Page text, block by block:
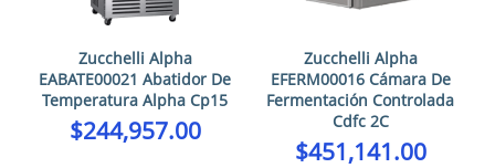
Zucchelli Alpha
EABATE00021 Abatidor De
Temperatura Alpha Cp15
$244,957.00
Zucchelli Alpha
EFERM00016 Cámara De
Fermentación Controlada
Cdfc 2C
$451,141.00